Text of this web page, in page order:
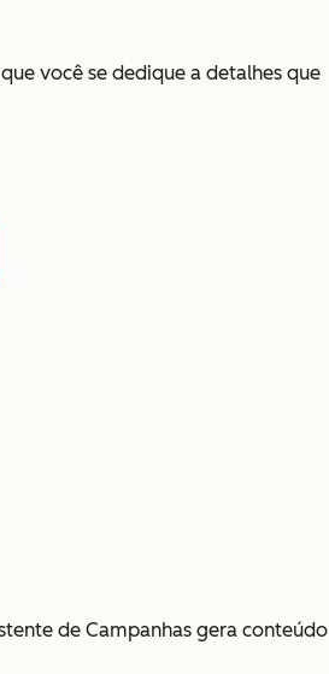
você se dedique a detalhes que
de Campanhas gera conteúdo